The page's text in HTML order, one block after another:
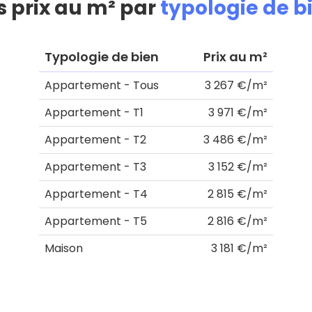
prix au m² partypologie de
Typologie de bien Prix au m²
Appartement - Tous
3 267 €/m²
Appartement - T1
3 971 €/m²
Appartement - T2
3 486 €/m²
Appartement - T3
3 152 €/m²
Appartement - T4
2 815 €/m²
Appartement - T5
2 816 €/m²
Maison
3 181 €/m²